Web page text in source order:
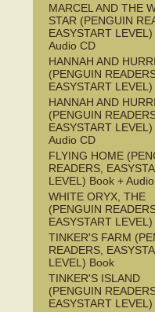
MARCEL AND THE
STAR (PENGUIN
EASYSTART
Audio CD
HANNAH AND
(PENGUIN
EASYSTART
HANNAH AND
(PENGUIN
EASYSTART
Audio CD
FLYING HOME
READERS,
LEVEL) Book +
WHITE ORYX, THE
(PENGUIN
EASYSTART
TINKER'S FARM
READERS,
LEVEL) Book
TINKER'S ISLAND
(PENGUIN
EASYSTART